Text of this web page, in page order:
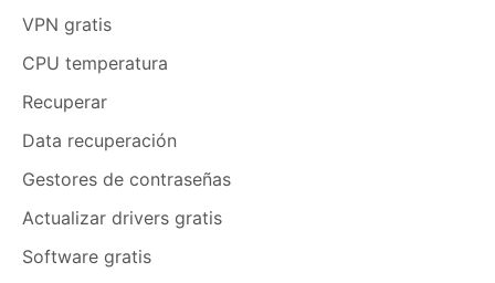
VPN gratis
CPU temperatura
Recuperar
Data recuperación
Gestores de contraseñas
Actualizar drivers gratis
Software gratis